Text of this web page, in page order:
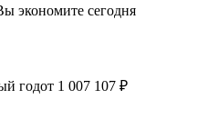
экономите сегодня
годот 1 007 107 ₽